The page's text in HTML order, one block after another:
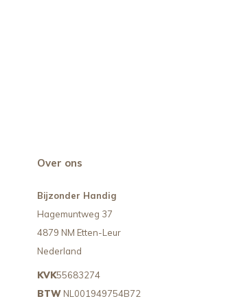
Over ons
Bijzonder Handig
Hagemuntweg 37
4879 NM Etten-Leur
Nederland
KVK55683274
BTW NL001949754B72